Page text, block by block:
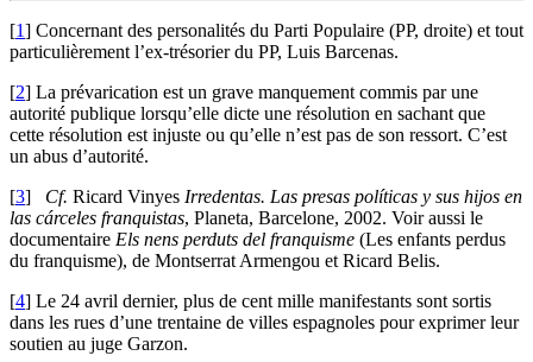
[1] Concernant des personalités du Parti Populaire (PP, droite) et tout
particulièrement l’ex-trésorier du PP, Luis Barcenas.
[2] La prévarication est un grave manquement commis par une
autorité publique lorsqu’elle dicte une résolution en sachant que
cette résolution est injuste ou qu’elle n’est pas de son ressort. C’est
un abus d’autorité.
[3] Cf. Ricard Vinyes Irredentas. Las presas políticas y sus hijos en
las cárceles franquistas, Planeta, Barcelone, 2002. Voir aussi le
documentaire Els nens perduts del franquisme (Les enfants perdus
du franquisme), de Montserrat Armengou et Ricard Belis.
[4] Le 24 avril dernier, plus de cent mille manifestants sont sortis
dans les rues d’une trentaine de villes espagnoles pour exprimer leur
soutien au juge Garzon.